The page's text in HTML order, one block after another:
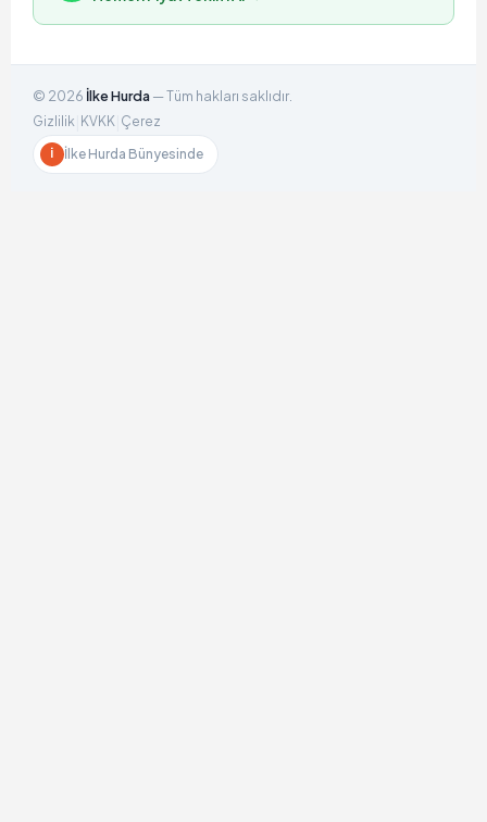
© 2026 İlke Hurda— Tüm hakları saklıdır.
Gizlilik KVKK Çerez
İ İlke Hurda Bünyesinde